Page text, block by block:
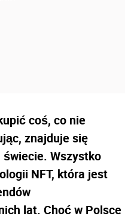
coś, co nie
znajduje się
świecie. Wszystko
NFT, która jest
lat. Choć w Polsce